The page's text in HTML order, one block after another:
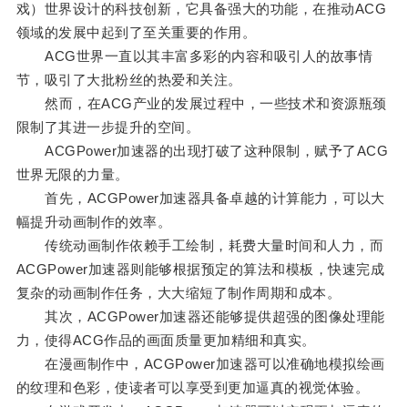
戏）世界设计的科技创新，它具备强大的功能，在推动ACG
领域的发展中起到了至关重要的作用。
ACG世界一直以其丰富多彩的内容和吸引人的故事情
节，吸引了大批粉丝的热爱和关注。
然而，在ACG产业的发展过程中，一些技术和资源瓶颈
限制了其进一步提升的空间。
ACGPower加速器的出现打破了这种限制，赋予了ACG
世界无限的力量。
首先，ACGPower加速器具备卓越的计算能力，可以大
幅提升动画制作的效率。
传统动画制作依赖手工绘制，耗费大量时间和人力，而
ACGPower加速器则能够根据预定的算法和模板，快速完成
复杂的动画制作任务，大大缩短了制作周期和成本。
其次，ACGPower加速器还能够提供超强的图像处理能
力，使得ACG作品的画面质量更加精细和真实。
在漫画制作中，ACGPower加速器可以准确地模拟绘画
的纹理和色彩，使读者可以享受到更加逼真的视觉体验。